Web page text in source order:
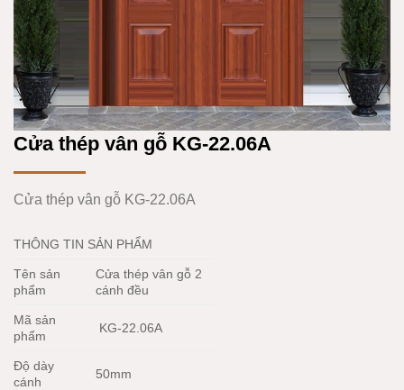
Cửa thép vân gỗ KG-22.06A
Cửa thép vân gỗ KG-22.06A
THÔNG TIN SẢN PHẨM
Tên sản
phẩm
Cửa thép vân gỗ 2
cánh đều
Mã sản
phẩm
KG-22.06A
Độ dày
cánh
50mm